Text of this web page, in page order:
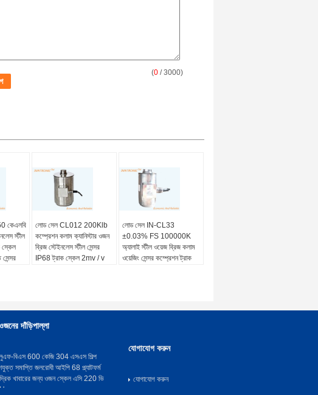
(0 / 3000)
কেএলবি
স্টীল
স্কেল
লোড সেল CL012 200Klb
কম্প্রেশন কলাম ক্যানিস্টার ওজন
ব্রিজ স্টেইনলেস স্টীল সেন্সর
IP68 ট্রাক স্কেল 2mv / v
লোড সেল IN-CL33
±0.03% FS 100000K
অ্যালাই স্টীল ওয়েজ ব্রিজ কলাম
ওয়েজিং সেন্সর কম্প্রেশন ট্রাক
দাঁড়িপাল্লা
বিএস 600 কেজি 304 এসএস শিল্প
সমাপ্তি জলরোধী আইপি 68 প্ল্যাটফর্ম
খাবারের জন্য ওজন স্কেল এসি 220 ভি
যোগাযোগ করুন
যোগাযোগ করুন